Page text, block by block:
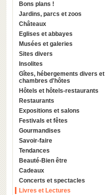
Bons plans !
Jardins, parcs et zoos
Châteaux
Eglises et abbayes
Musées et galeries
Sites divers
Insolites
Gîtes, hébergements divers et
chambres d'hôtes
Hôtels et hôtels-restaurants
Restaurants
Expositions et salons
Festivals et fêtes
Gourmandises
Savoir-faire
Tendances
Beauté-Bien être
Cadeaux
Concerts et spectacles
Livres et Lectures